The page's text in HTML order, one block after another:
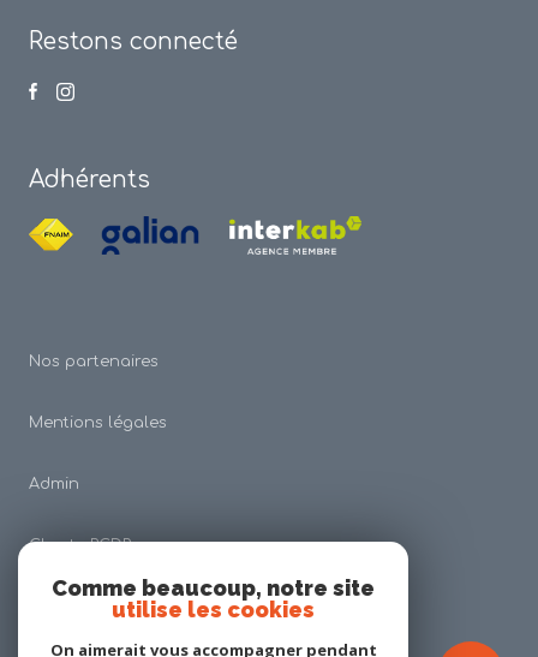
Restons connecté
Adhérents
Nos partenaires
Mentions légales
Admin
Charte RGDP
Nos honoraires
Comme beaucoup, notre site
utilise les cookies
On aimerait vous accompagner pendant